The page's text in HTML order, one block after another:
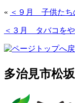
« ＜９月 子供たち
＜３月 タバコをや
多治見市松